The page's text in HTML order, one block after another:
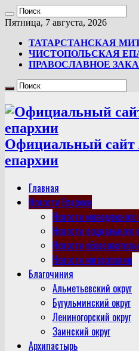
Пятница, 7 августа, 2026
ТАТАРСТАНСКАЯ
ЧИСТОПОЛЬСКАЯ
ПРАВОСЛАВНОЕ
Официальный сайт
епархии
Главная
Новости Епархии
Новости молодежного
Новости социального
Новости
Новости митрополии
Благочиния
Альметьевский округ
Бугульминский округ
Лениногорский округ
Заинский округ
Архипастырь